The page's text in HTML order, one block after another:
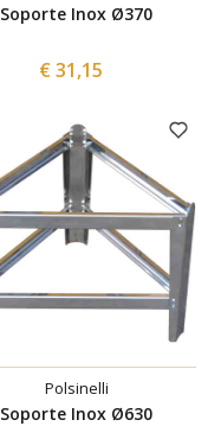
Soporte Inox Ø370
€ 31,15
Polsinelli
Soporte Inox Ø630